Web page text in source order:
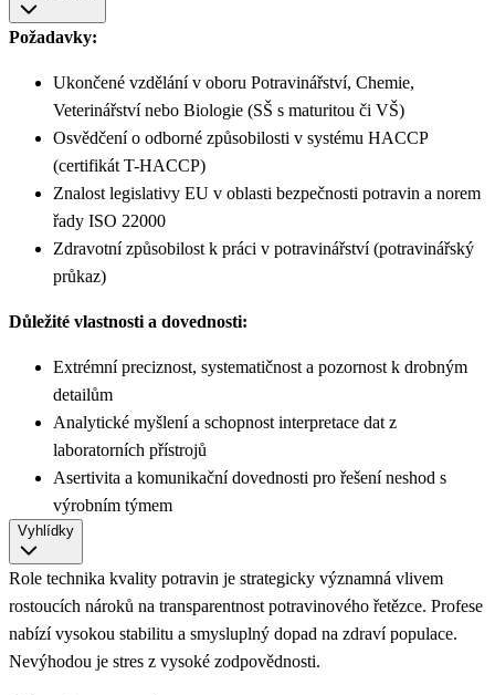
Požadavky:
Ukončené vzdělání v oboru Potravinářství, Chemie,
Veterinářství nebo Biologie (SŠ s maturitou či VŠ)
Osvědčení o odborné způsobilosti v systému HACCP
(certifikát T-HACCP)
Znalost legislativy EU v oblasti bezpečnosti potravin a norem
řady ISO 22000
Zdravotní způsobilost k práci v potravinářství (potravinářský
průkaz)
Důležité vlastnosti a dovednosti:
Extrémní preciznost, systematičnost a pozornost k drobným
detailům
Analytické myšlení a schopnost interpretace dat z
laboratorních přístrojů
Asertivita a komunikační dovednosti pro řešení neshod s
výrobním týmem
Vyhlídky
Role technika kvality potravin je strategicky významná vlivem
rostoucích nároků na transparentnost potravinového řetězce. Profese
nabízí vysokou stabilitu a smysluplný dopad na zdraví populace.
Nevýhodou je stres z vysoké zodpovědnosti.